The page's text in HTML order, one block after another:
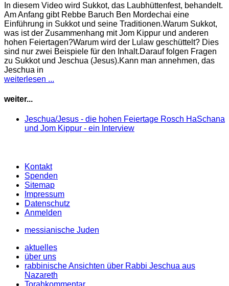
In diesem Video wird Sukkot, das Laubhüttenfest, behandelt.
Am Anfang gibt Rebbe Baruch Ben Mordechai eine
Einführung in Sukkot und seine Traditionen.Warum Sukkot,
was ist der Zusammenhang mit Jom Kippur und anderen
hohen Feiertagen?Warum wird der Lulaw geschüttelt? Dies
sind nur zwei Beispiele für den Inhalt.Darauf folgen Fragen
zu Sukkot und Jeschua (Jesus).Kann man annehmen, das
Jeschua in
weiterlesen ...
weiter...
Jeschua/Jesus - die hohen Feiertage Rosch HaSchana
und Jom Kippur - ein Interview
Kontakt
Spenden
Sitemap
Impressum
Datenschutz
Anmelden
messianische Juden
aktuelles
über uns
rabbinische Ansichten über Rabbi Jeschua aus
Nazareth
Torahkommentar